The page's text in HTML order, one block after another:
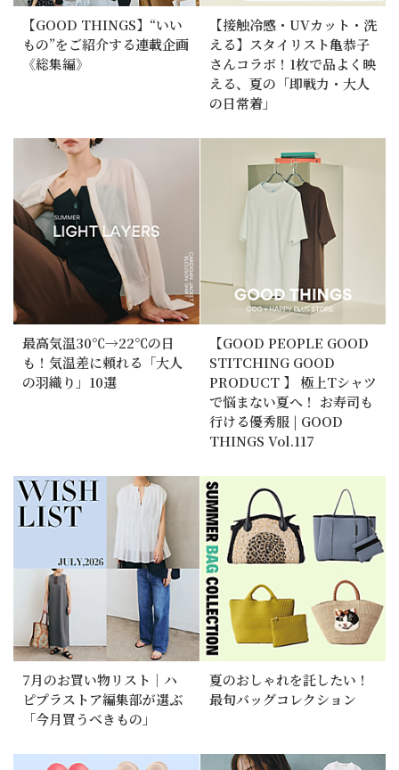
【GOOD THINGS】“いい
もの”をご紹介する連載企画
《総集編》
【接触冷感・UVカット・洗
える】スタイリスト亀恭子
さんコラボ！1枚で品よく映
える、夏の「即戦力・大人
の日常着」
最高気温30℃→22℃の日
も！気温差に頼れる「大人
の羽織り」10選
【GOOD PEOPLE GOOD
STITCHING GOOD
PRODUCT 】 極上Tシャツ
で悩まない夏へ！ お寿司も
行ける優秀服 | GOOD
THINGS Vol.117
7月のお買い物リスト｜ハ
ピプラストア編集部が選ぶ
「今月買うべきもの」
夏のおしゃれを託したい！
最旬バッグコレクション